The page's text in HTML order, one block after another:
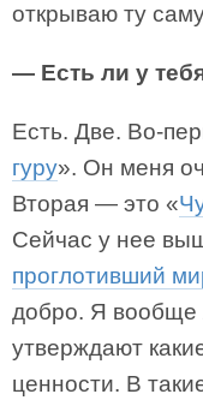
открываю ту
— Есть ли у
Есть. Две. Во-
гуру». Он меня
Вторая — это «
Сейчас у нее
проглотивший
добро. Я вообще
утверждают
ценности. В